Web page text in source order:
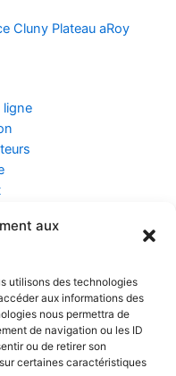
aux
utilisons des technologies
aux informations des
nous permettra de
de navigation ou les ID
ou de retirer son
certaines caractéristiques
Cluny Plateau aRoy
ligne
de Vente